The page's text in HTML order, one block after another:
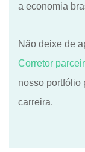
a economia
Não deixe de
Corretor
nosso portfólio
carreira.